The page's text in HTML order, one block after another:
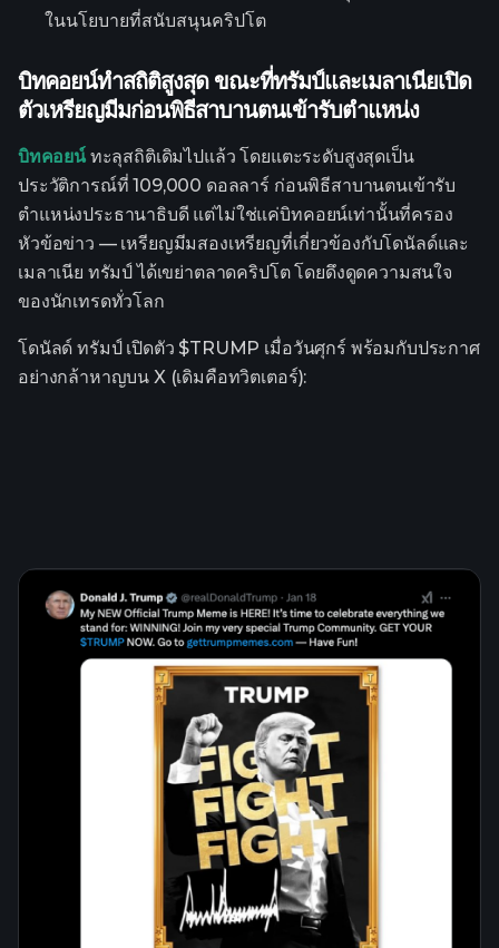
ในนโยบายที่สนับสนุนคริปโต
บิทคอยน์ทำสถิติสูงสุด ขณะที่ทรัมป์และเมลาเนียเปิด
ตัวเหรียญมีมก่อนพิธีสาบานตนเข้ารับตำแหน่ง
บิทคอยน์ทะลุสถิติเดิมไปแล้ว โดยแตะระดับสูงสุดเป็น
ประวัติการณ์ที่ 109,000 ดอลลาร์ ก่อนพิธีสาบานตนเข้ารับ
ตำแหน่งประธานาธิบดี แต่ไม่ใช่แค่บิทคอยน์เท่านั้นที่ครอง
หัวข้อข่าว — เหรียญมีมสองเหรียญที่เกี่ยวข้องกับโดนัลด์และ
เมลาเนีย ทรัมป์ ได้เขย่าตลาดคริปโต โดยดึงดูดความสนใจ
ของนักเทรดทั่วโลก
โดนัลด์ ทรัมป์ เปิดตัว $TRUMP เมื่อวันศุกร์ พร้อมกับประกาศ
อย่างกล้าหาญบน X (เดิมคือทวิตเตอร์):